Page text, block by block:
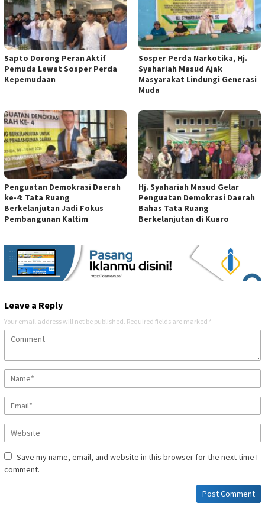
Sapto Dorong Peran Aktif
Pemuda Lewat Sosper Perda
Kepemudaan
Sosper Perda Narkotika, Hj.
Syahariah Masud Ajak
Masyarakat Lindungi Generasi
Muda
Penguatan Demokrasi Daerah
ke-4: Tata Ruang
Berkelanjutan Jadi Fokus
Pembangunan Kaltim
Hj. Syahariah Masud Gelar
Penguatan Demokrasi Daerah
Bahas Tata Ruang
Berkelanjutan di Kuaro
Leave a Reply
Your email address will not be published. Required fields are marked *
Save my name, email, and website in this browser for the next time I
comment.